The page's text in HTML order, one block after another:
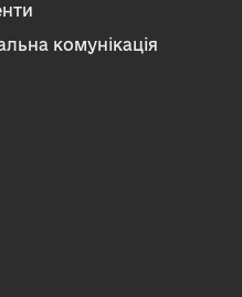
комунікація